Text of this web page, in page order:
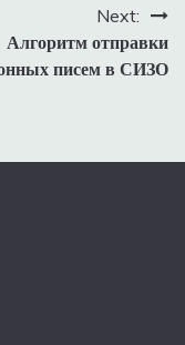
Next:
Алгоритм отправки
писем в СИЗО